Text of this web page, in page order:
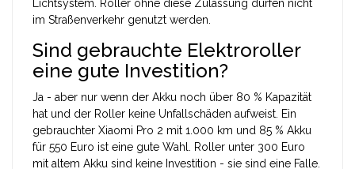
Lichtsystem. Roller ohne diese Zulassung dürfen nicht
im Straßenverkehr genutzt werden.
Sind gebrauchte Elektroroller
eine gute Investition?
Ja - aber nur wenn der Akku noch über 80 % Kapazität
hat und der Roller keine Unfallschäden aufweist. Ein
gebrauchter Xiaomi Pro 2 mit 1.000 km und 85 % Akku
für 550 Euro ist eine gute Wahl. Roller unter 300 Euro
mit altem Akku sind keine Investition - sie sind eine Falle.